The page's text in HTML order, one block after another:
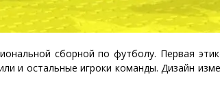
сборной по футболу. Первая
и остальные игроки команды. Дизайн